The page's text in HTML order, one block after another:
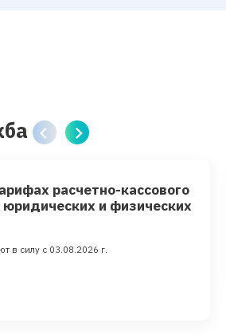
расчетно-кассового
и физических
в силу с 03.08.2026 г.